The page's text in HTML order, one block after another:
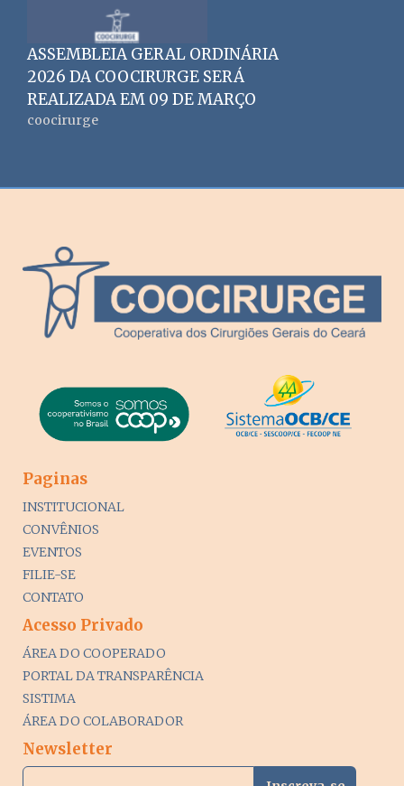
ASSEMBLEIA GERAL ORDINÁRIA
2026 DA COOCIRURGE SERÁ
REALIZADA EM 09 DE MARÇO
coocirurge
Paginas
INSTITUCIONAL
CONVÊNIOS
EVENTOS
FILIE-SE
CONTATO
Acesso Privado
ÁREA DO COOPERADO
PORTAL DA TRANSPARÊNCIA
SISTIMA
ÁREA DO COLABORADOR
Newsletter